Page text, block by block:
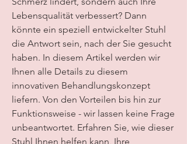
Lebensqualität verbessert? Dann
könnte ein speziell entwickelter Stuhl
die Antwort sein, nach der Sie gesucht
haben. In diesem Artikel werden wir
Ihnen alle Details zu diesem
innovativen Behandlungskonzept
liefern. Von den Vorteilen bis hin zur
Funktionsweise - wir lassen keine Frage
unbeantwortet. Erfahren Sie, wie dieser
Stuhl Ihnen helfen kann, Ihre